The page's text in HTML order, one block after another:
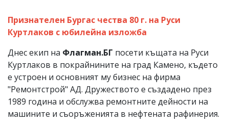
Признателен Бургас чества 80 г. на Руси
Куртлаков с юбилейна изложба
Днес екип на Флагман.БГ посети къщата на Руси
Куртлаков в покрайнините на град Камено, където
е устроен и основният му бизнес на фирма
"Ремонтстрой" АД. Дружеството е създадено през
1989 година и обслужва ремонтните дейности на
машините и съоръженията в нефтената рафинерия.